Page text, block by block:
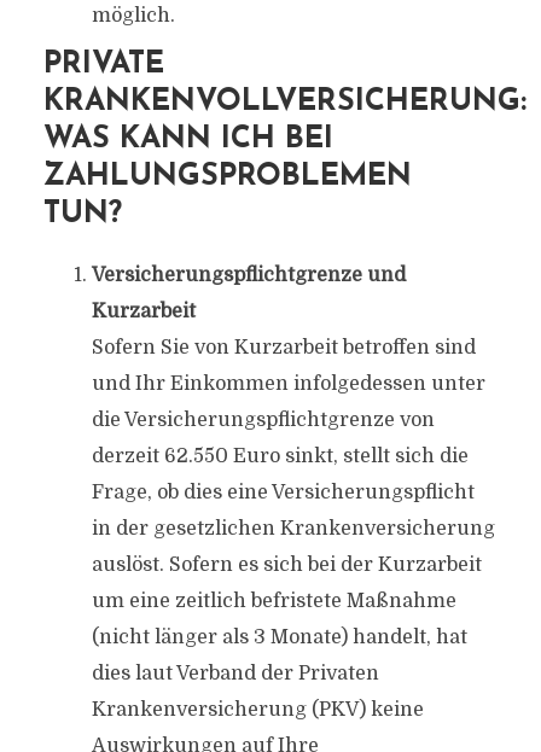
möglich.
PRIVATE
KRANKENVOLLVERSICHERUNG:
WAS KANN ICH BEI
ZAHLUNGSPROBLEMEN
TUN?
Versicherungspflichtgrenze und
Kurzarbeit
Sofern Sie von Kurzarbeit betroffen sind
und Ihr Einkommen infolgedessen unter
die Versicherungspflichtgrenze von
derzeit 62.550 Euro sinkt, stellt sich die
Frage, ob dies eine Versicherungspflicht
in der gesetzlichen Krankenversicherung
auslöst. Sofern es sich bei der Kurzarbeit
um eine zeitlich befristete Maßnahme
(nicht länger als 3 Monate) handelt, hat
dies laut Verband der Privaten
Krankenversicherung (PKV) keine
Auswirkungen auf Ihre